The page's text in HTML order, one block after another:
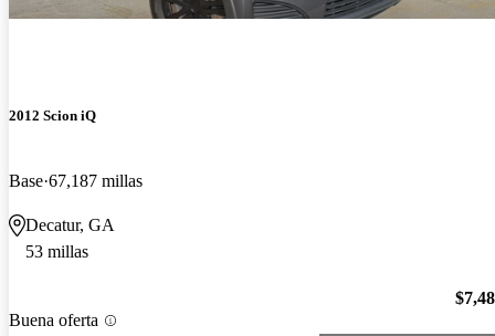
2012 Scion iQ
Base 67,187 millas
Decatur, GA
53 millas
Buena oferta